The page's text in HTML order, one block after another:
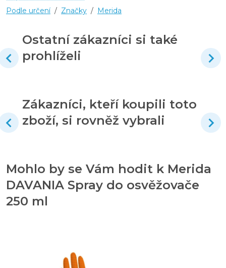
Podle určení / Značky / Merida
Ostatní zákazníci si také
prohlíželi
Zákazníci, kteří koupili toto
zboží, si rovněž vybrali
Mohlo by se Vám hodit k Merida
DAVANIA Spray do osvěžovače
250 ml